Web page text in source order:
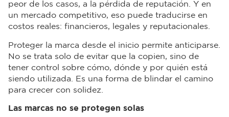
peor de los casos, a la pérdida de reputación. Y en
un mercado competitivo, eso puede traducirse en
costos reales: financieros, legales y reputacionales.
Proteger la marca desde el inicio permite anticiparse.
No se trata solo de evitar que la copien, sino de
tener control sobre cómo, dónde y por quién está
siendo utilizada. Es una forma de blindar el camino
para crecer con solidez.
Las marcas no se protegen solas